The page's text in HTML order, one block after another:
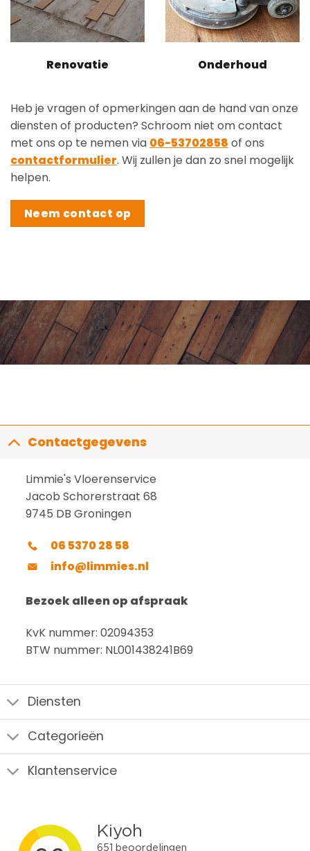
Renovatie Onderhoud
Heb je vragen of opmerkingen aan de hand van onze
diensten of producten? Schroom niet om contact
met ons op te nemen via 06-53702858 of ons
contactformulier. Wij zullen je dan zo snel mogelijk
helpen.
Neem contact op
Contactgegevens
Limmie's Vloerenservice
Jacob Schorerstraat 68
9745 DB Groningen
06 5370 28 58
info@limmies.nl
Bezoek alleen op afspraak
KvK nummer: 02094353
BTW nummer: NL001438241B69
Diensten
Categorieën
Klantenservice